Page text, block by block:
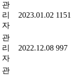
관
리
자
2023.01.02 1151
관
리
자
2022.12.08 997
관